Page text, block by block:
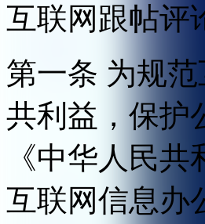
互联网跟帖评
第一条 为规
共利益，保护
《中华人民
互联网信息办